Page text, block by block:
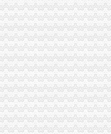
按标准”提升法制工作
求规范执收执罚行为
临时人员管理
害农事件
税人商标侵权商品
业信用促进会
所开展食品专项检查联合行动
信息化建设应用汇报演练会
人场成效良好
契机进一步加信用信息化建设工作
届老干部钓鱼比赛在璧山落下帷幕
实加临时人员管理